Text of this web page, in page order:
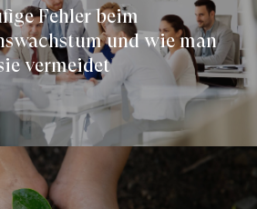
Fehler beim
und wie man
vermeidet